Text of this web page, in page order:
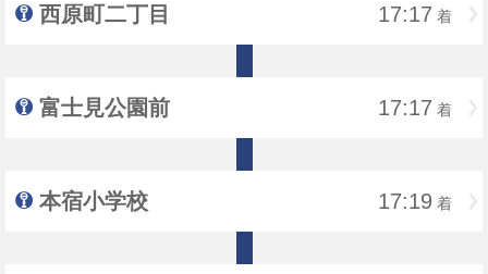
西原町二丁目 17:17 着
富士見公園前 17:17 着
本宿小学校 17:19 着